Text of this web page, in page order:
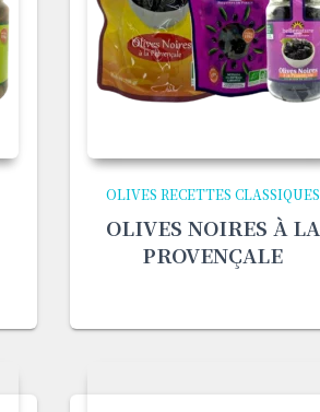
OLIVES RECETTES CLASSIQUES
OLIVES NOIRES À LA
PROVENÇALE